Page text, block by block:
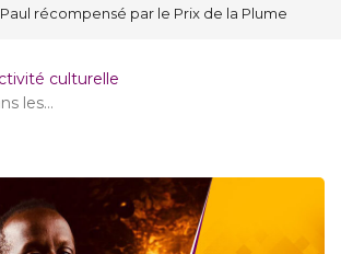
récompensé par le Prix de la Plume
culturelle
les…